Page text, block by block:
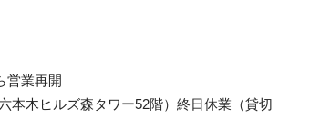
営業再開
本木ヒルズ森タワー52階）終日休業（貸切